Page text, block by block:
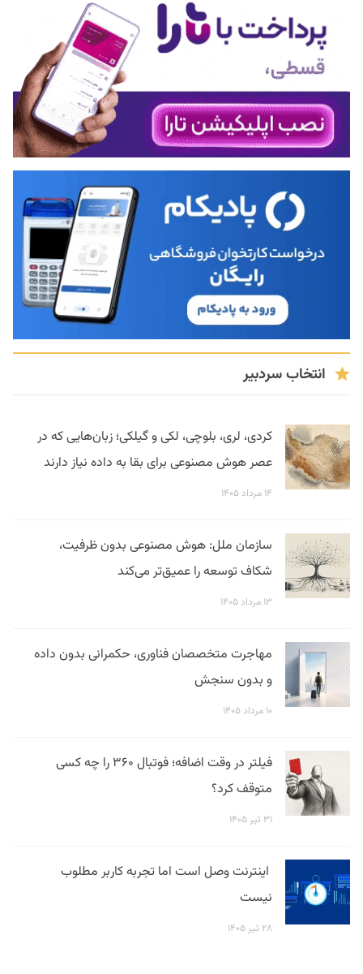
انتخاب سردبیر
کردی، لری، بلوچی، لکی و گیلکی؛ زبان‌هایی که در
عصر هوش مصنوعی برای بقا به داده نیاز دارند
۱۴ مرداد ۱۴۰۵
سازمان ملل: هوش مصنوعی بدون ظرفیت،
شکاف توسعه را عمیق‌تر می‌کند
۱۳ مرداد ۱۴۰۵
مهاجرت متخصصان فناوری، حکمرانی بدون داده
و بدون سنجش
۱۰ مرداد ۱۴۰۵
فیلتر در وقت اضافه؛ فوتبال ۳۶۰ را چه کسی
متوقف کرد؟
۳۱ تیر ۱۴۰۵
اینترنت وصل است اما تجربه کاربر مطلوب
نیست
۲۸ تیر ۱۴۰۵